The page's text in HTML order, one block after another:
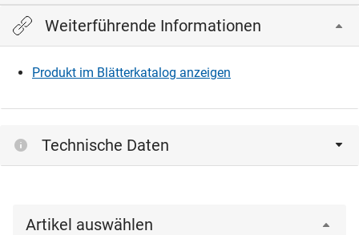
Bitte einloggen, um die CAD‑Dateien anzeigen und
herunterladen zu können.
Einloggen
Weiterführende Informationen
Produkt im Blätterkatalog anzeigen
Technische Daten
Artikel auswählen